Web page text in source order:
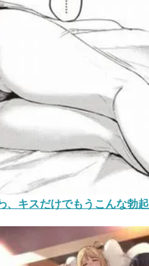
、キスだけでもうこんな勃起